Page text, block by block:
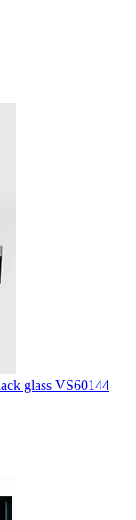
glass VS60144